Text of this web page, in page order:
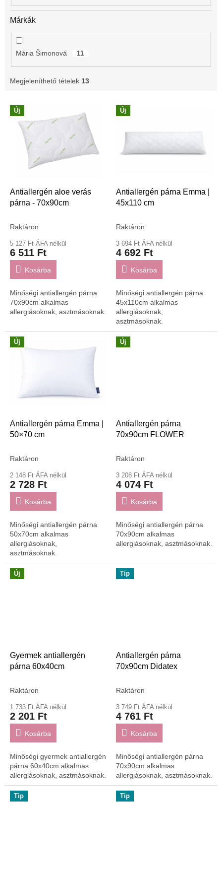
Márkák
Mária Šimonová 11
Megjeleníthető tételek 13
T Új
Antiallergén aloe verás
párna - 70x90cm
Raktáron
5 127 Ft ÁFA nélkül
6 511 Ft
Kosárba
Minőségi antiallergén párna
70x90cm alkalmas
allergiásoknak, asztmásoknak.
Új
Antiallergén párna Emma |
45x110 cm
Raktáron
3 694 Ft ÁFA nélkül
4 692 Ft
Kosárba
Minőségi antiallergén párna
45x110cm alkalmas
allergiásoknak,
asztmásoknak.
Új
Antiallergén párna Emma |
50×70 cm
Raktáron
2 148 Ft ÁFA nélkül
2 728 Ft
Kosárba
Minőségi antiallergén párna
50x70cm alkalmas
allergiásoknak,
asztmásoknak.
Új
Antiallergén párna
70x90cm FLOWER
Raktáron
3 208 Ft ÁFA nélkül
4 074 Ft
Kosárba
Minőségi antiallergén párna
70x90cm alkalmas
allergiásoknak, asztmásoknak.
Új
Gyermek antiallergén
párna 60x40cm
Raktáron
1 733 Ft ÁFA nélkül
2 201 Ft
Kosárba
Minőségi gyermek antiallergén
párna 60x40cm alkalmas
allergiásoknak, asztmásoknak.
Tip
Antiallergén párna
70x90cm Didatex
Raktáron
3 749 Ft ÁFA nélkül
4 761 Ft
Kosárba
Minőségi antiallergén párna
70x90cm alkalmas
allergiásoknak, asztmásoknak.
Tip Tip